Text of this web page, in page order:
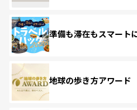
準備も滞在もスマー
地球の歩き方アワード